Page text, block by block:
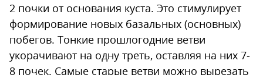
2 почки от основания куста. Это стимулирует
формирование новых базальных (основных)
побегов. Тонкие прошлогодние ветви
укорачивают на одну треть, оставляя на них 7-
8 почек. Самые старые ветви можно вырезать